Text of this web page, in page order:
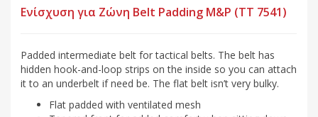
Ενίσχυση για Ζώνη Belt Padding M&P (ΤΤ 7541)
Padded intermediate belt for tactical belts. The belt has
hidden hook-and-loop strips on the inside so you can attach
it to an underbelt if need be. The flat belt isn’t very bulky.
Flat padded with ventilated mesh